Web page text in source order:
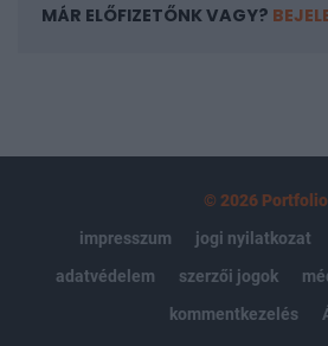
MÁR ELŐFIZETŐNK VAGY?
© 2026 Portfolio
impresszum
jogi nyilatkozat
adatvédelem
szerzői jogok
kommentkezelés